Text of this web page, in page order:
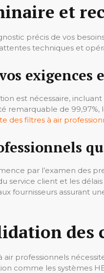
et
précis de vos
techniques et
est nécessaire,
remarquable de
des filtres à air
par l’examen des
service client et les
fournisseurs assurant
des
air professionnels
comme les systèmes